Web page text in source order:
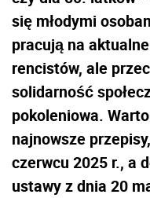
się młodymi
pracują na
rencistów, ale
solidarność
pokoleniowa.
najnowsze
czerwcu 2025 r., a
ustawy z dnia 20